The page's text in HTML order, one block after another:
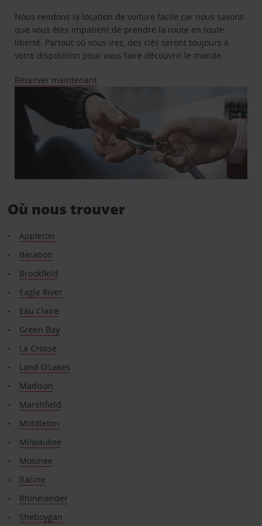
Nous rendons la location de voiture facile car nous savons
que vous êtes impatient de prendre la route en toute
liberté. Partout où vous irez, des clés seront toujours à
votre disposition pour vous faire découvrir le monde.
Réserver maintenant
Où nous trouver
Appleton
Baraboo
Brookfield
Eagle River
Eau Claire
Green Bay
La Crosse
Land O’Lakes
Madison
Marshfield
Middleton
Milwaukee
Mosinee
Racine
Rhinelander
Sheboygan